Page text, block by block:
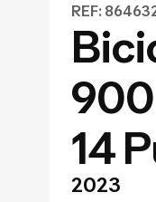
REF:
900
14
2023